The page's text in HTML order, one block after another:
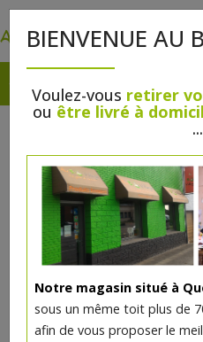
BIENVENUE AU
Voulez-vous retirer
ou être livré à
...
Notre magasin situé à
sous un même toit plus de
afin de vous proposer le